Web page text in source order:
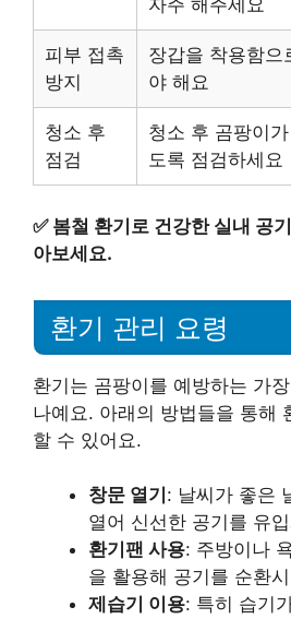
피부 접촉
방지
장갑을 착용함으
야 해요
청소 후
점검
청소 후 곰팡이
도록 점검하세요
✅ 봄철 환기로 건강한 실내 공
아보세요.
환기 관리 요령
환기는 곰팡이를 예방하는 가
나예요. 아래의 방법들을 통해
할 수 있어요.
창문 열기 : 날씨가 좋은
열어 신선한 공기를 유
환기팬 사용: 주방이나
을 활용해 공기를 순환
제습기 이용: 특히 습기